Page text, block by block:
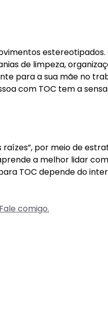
de limpeza,
para a sua mãe no
com TOC tem a
por meio de
a melhor lidar
TOC depende do
Fale comigo.